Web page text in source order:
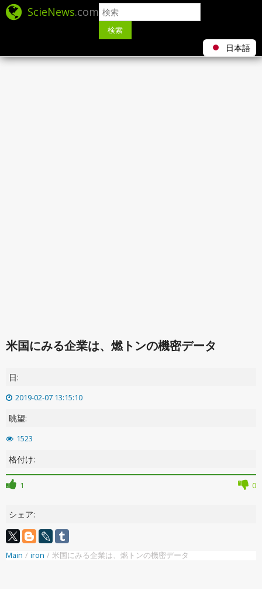
ScieNews.com
検索
日本語
米国にみる企業は、燃トンの機密データ
日:
2019-02-07 13:15:10
眺望:
1523
格付け:
1 0
シェア:
Main / iron / 米国にみる企業は、燃トンの機密データ